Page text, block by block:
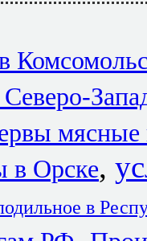
в Орске,
в